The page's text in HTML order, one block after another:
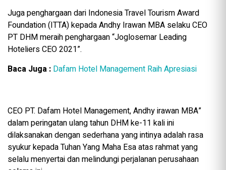
Juga penghargaan dari Indonesia Travel Tourism Award
Foundation (ITTA) kepada Andhy Irawan MBA selaku CEO
PT DHM meraih penghargaan “Joglosemar Leading
Hoteliers CEO 2021”.
Baca Juga : Dafam Hotel Management Raih Apresiasi
CEO PT. Dafam Hotel Management, Andhy irawan MBA”
dalam peringatan ulang tahun DHM ke-11 kali ini
dilaksanakan dengan sederhana yang intinya adalah rasa
syukur kepada Tuhan Yang Maha Esa atas rahmat yang
selalu menyertai dan melindungi perjalanan perusahaan